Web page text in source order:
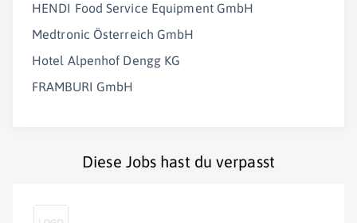
HENDI Food Service Equipment GmbH
Medtronic Österreich GmbH
Hotel Alpenhof Dengg KG
FRAMBURI GmbH
Diese Jobs hast du verpasst